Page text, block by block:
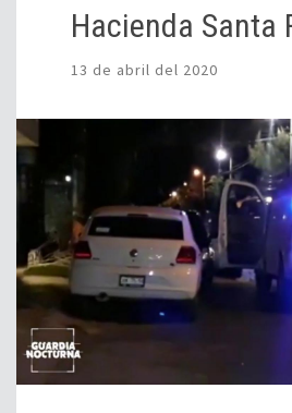
Hacienda Santa
13 de abril del 2020